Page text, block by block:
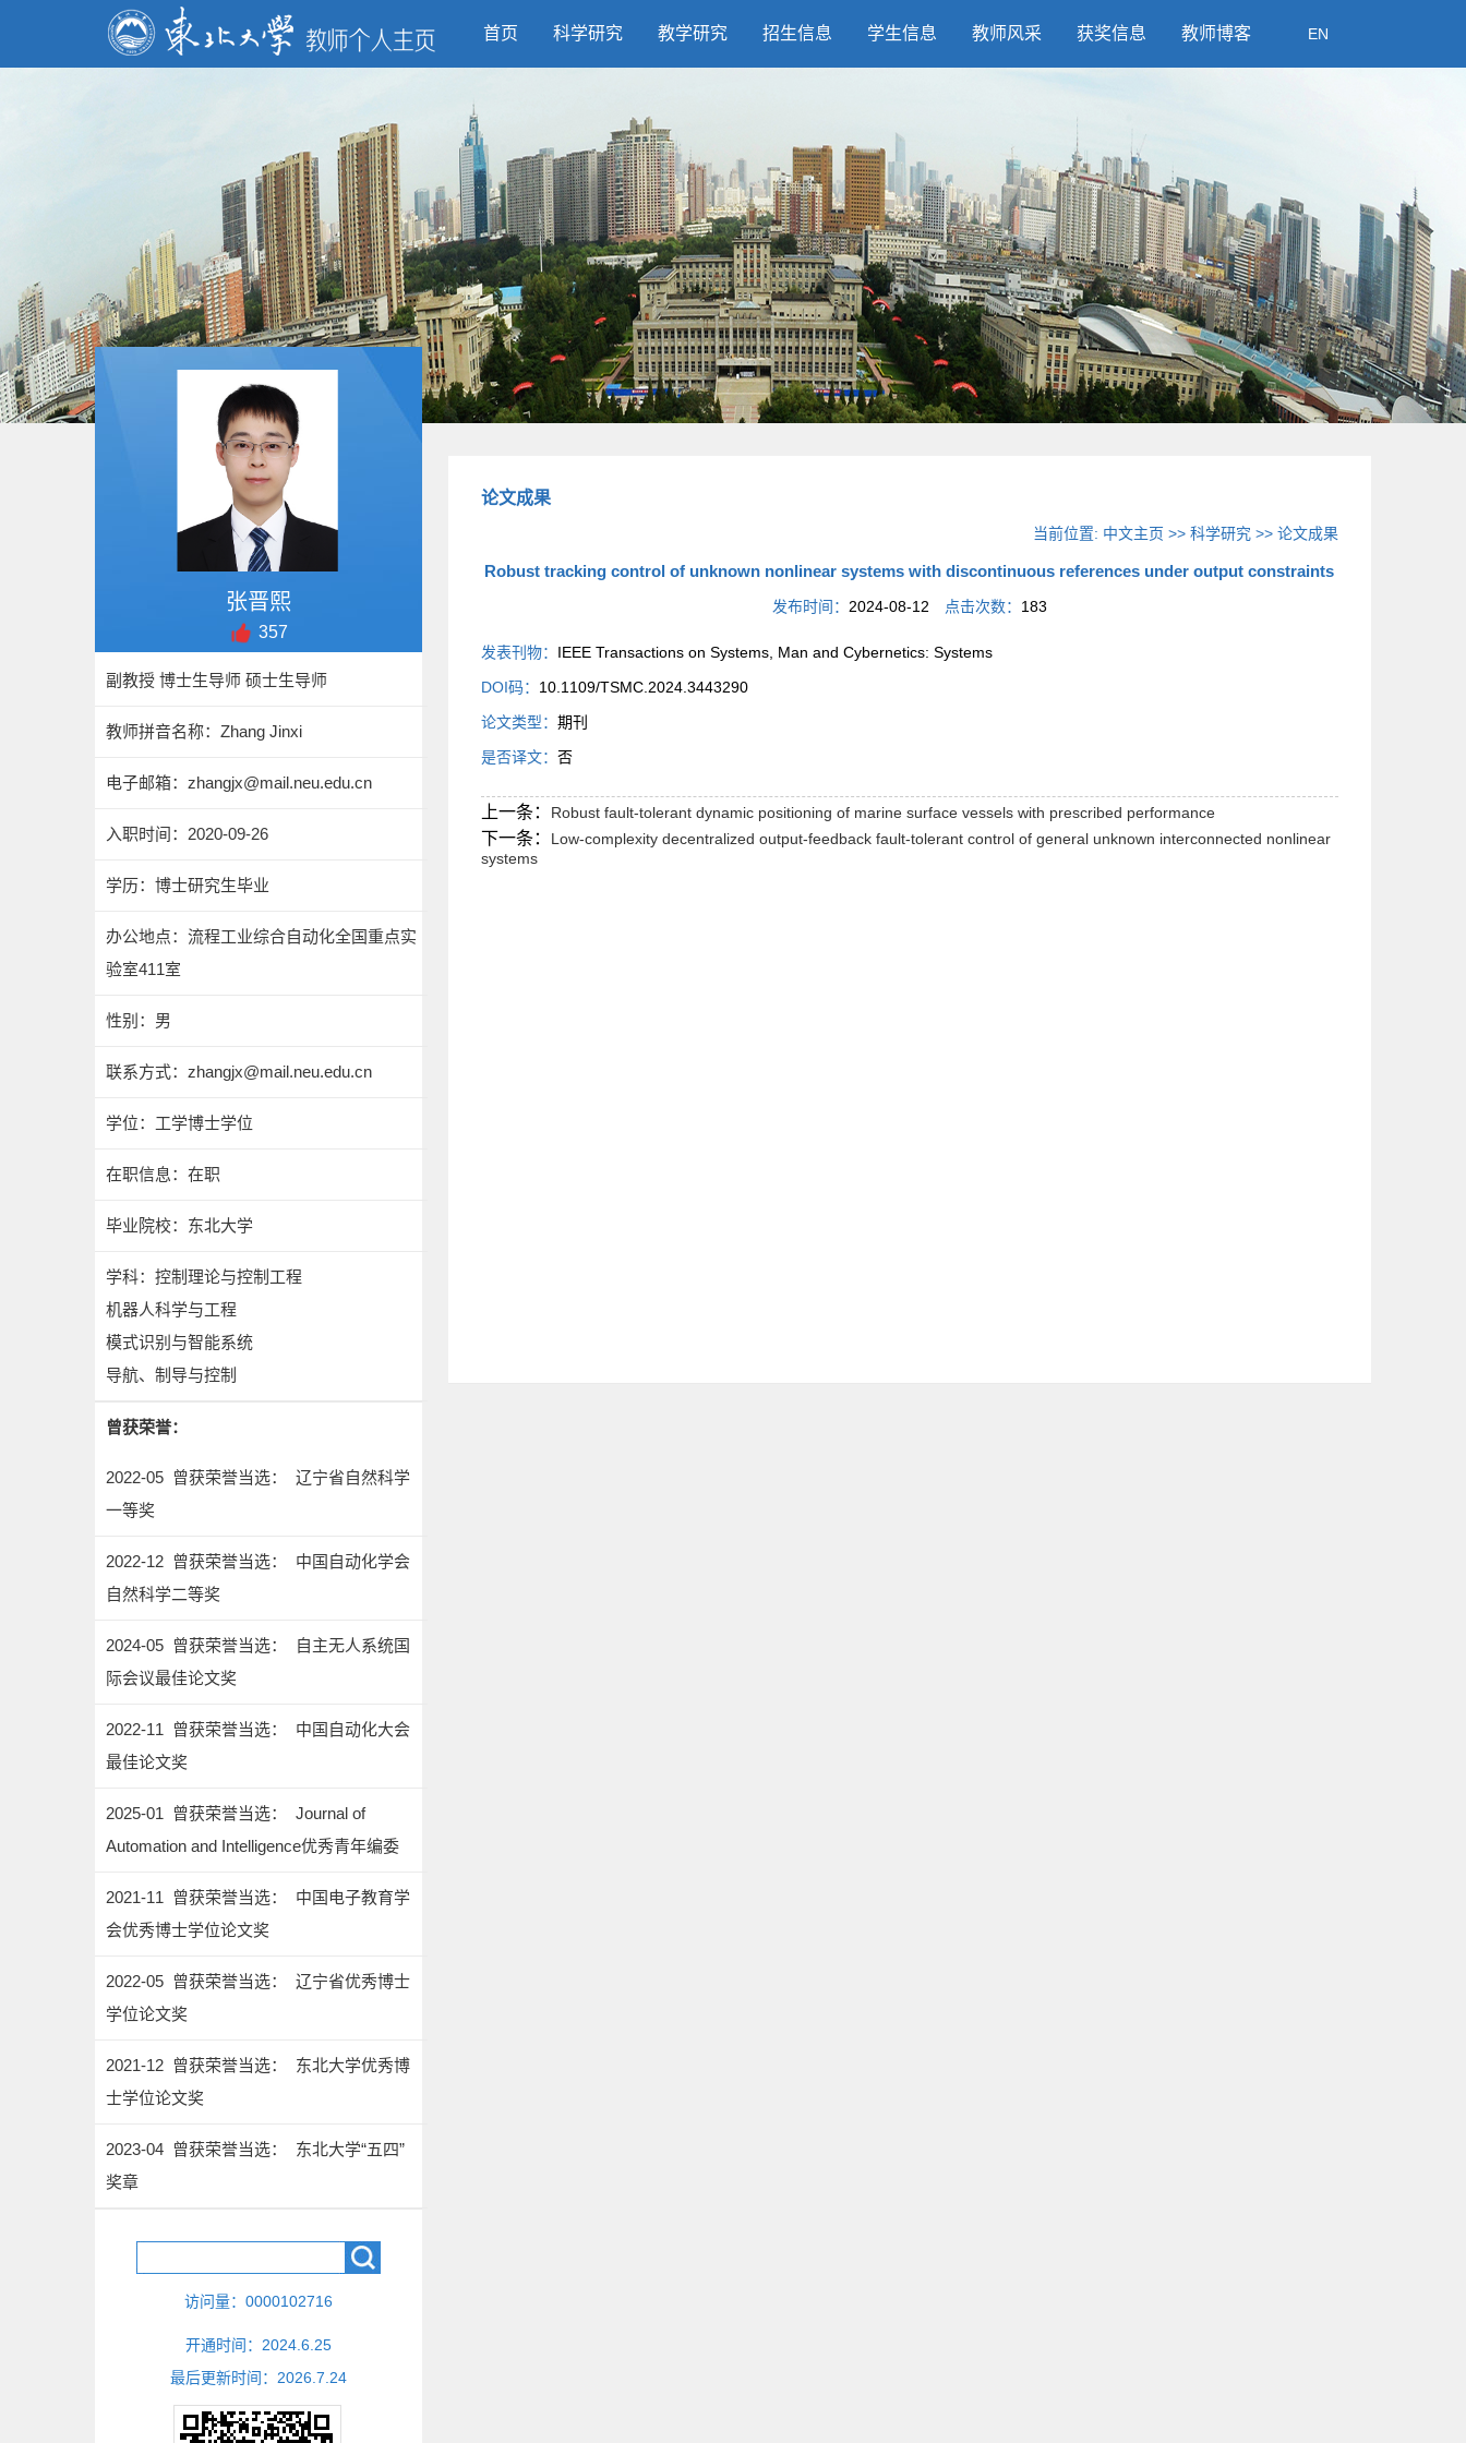
首页 科学研究 教学研究 招生信息 学生信息 教师风采 获奖信息 教师博客 EN
张晋熙
357
副教授 博士生导师 硕士生导师
教师拼音名称：Zhang Jinxi
电子邮箱： zhangjx@mail.neu.edu.cn
入职时间：2020-09-26
学历：博士研究生毕业
办公地点：流程工业综合自动化全国重点实
验室411室
性别：男
联系方式： zhangjx@mail.neu.edu.cn
学位：工学博士学位
在职信息：在职
毕业院校：东北大学
学科：控制理论与控制工程
机器人科学与工程
模式识别与智能系统
导航、制导与控制
曾获荣誉：
2022-05 曾获荣誉当选： 辽宁省自然科学
一等奖
2022-12 曾获荣誉当选： 中国自动化学会
自然科学二等奖
2024-05 曾获荣誉当选： 自主无人系统国
际会议最佳论文奖
2022-11 曾获荣誉当选： 中国自动化大会
最佳论文奖
2025-01 曾获荣誉当选： Journal of
Automation and Intelligence优秀青年编委
2021-11 曾获荣誉当选： 中国电子教育学
会优秀博士学位论文奖
2022-05 曾获荣誉当选： 辽宁省优秀博士
学位论文奖
2021-12 曾获荣誉当选： 东北大学优秀博
士学位论文奖
2023-04 曾获荣誉当选： 东北大学“五四”
奖章
访问量： 0000102716
开通时间： 2024 6 25
最后更新时间： 2026 7 24
论文成果
当前位置: 中文主页 >>科学研究 >>论文成果
Robust tracking control of unknown nonlinear systems with discontinuous references under output constraints
发布时间： 2024-08-12 点击次数： 183
发表刊物： IEEE Transactions on Systems, Man and Cybernetics: Systems
DOI码： 10.1109/TSMC.2024.3443290
论文类型： 期刊
是否译文： 否
上一条： Robust fault-tolerant dynamic positioning of marine surface vessels with prescribed performance
下一条：
Low-complexity decentralized output-feedback fault-tolerant control of general unknown interconnected nonlinear
systems